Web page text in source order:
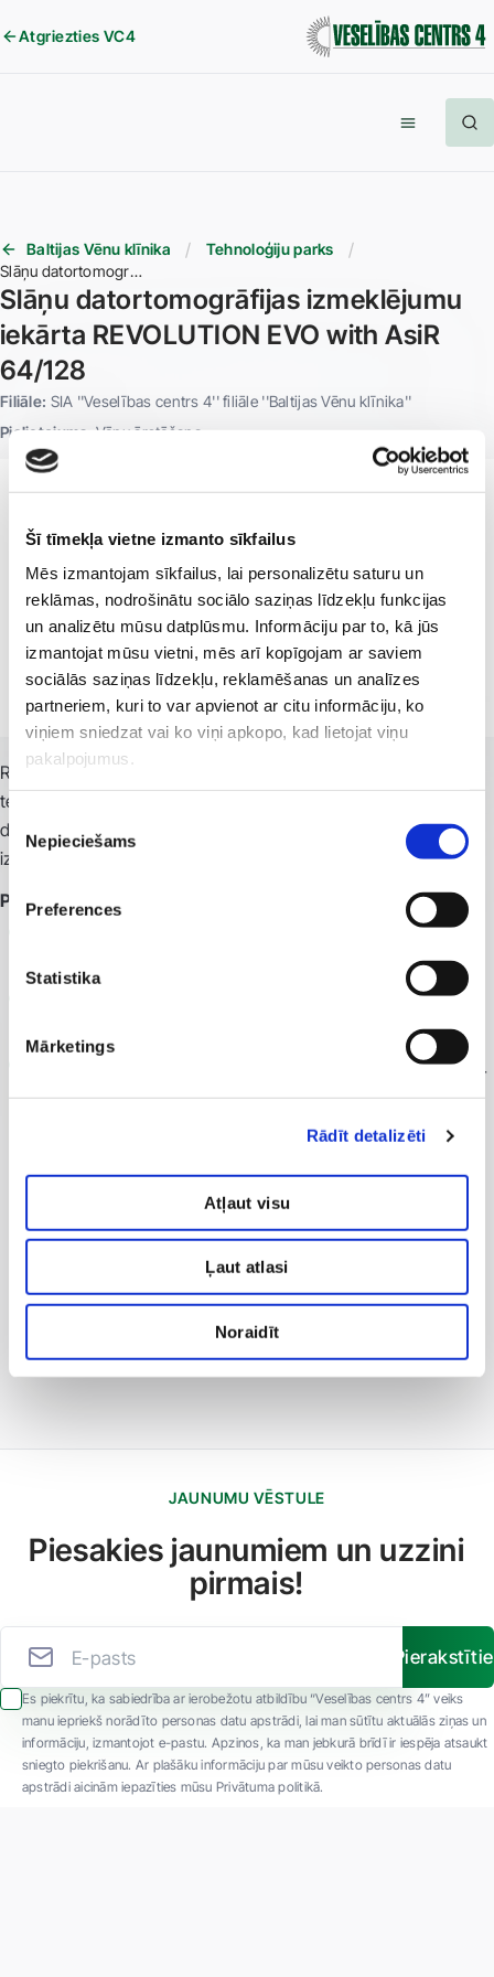
Šī tīmekļa vietne izmanto sīkfailus
Mēs izmantojam sīkfailus, lai personalizētu saturu un
reklāmas, nodrošinātu sociālo saziņas līdzekļu funkcijas
un analizētu mūsu datplūsmu. Informāciju par to, kā jūs
izmantojat mūsu vietni, mēs arī kopīgojam ar saviem
sociālās saziņas līdzekļu, reklamēšanas un analīzes
partneriem, kuri to var apvienot ar citu informāciju, ko
viņiem sniedzat vai ko viņi apkopo, kad lietojat viņu
pakalpojumus.
izvēle
Nepieciešams
Preferences
Statistika
Mārketings
Rādīt detalizēti
Atļaut visu
Ļaut atlasi
Noraidīt
Atgriezties VC4
Baltijas Vēnu klīnika
Tehnoloģiju parks
Slāņu datortomogrāfijas izmeklējumu iekārta REVOLUTION EVO with AsiR 64/128
Slāņu datortomogrāfijas izmeklējumu
iekārta REVOLUTION EVO with AsiR
64/128
Filiāle: SIA ''Veselības centrs 4'' filiāle ''Baltijas Vēnu klīnika''
Pielietojums: Vēnu ārstēšana
Revolution iekārtā ir apvienotas datortomogrāfijas vadošās
tehnoloģiskās koncepcijas. Augsta izšķirtspēja, nevainojams
darbības ātrums, par 40% mazāks starojums un iespēja iegūt
izcilus šķērsgriezuma attēlus.
Priekšrocības asinsvadu izmeklējumos:
vairāku pakāpju izmeklējumus;
labāks kontrastējums;
iegūtie attēli tiek apstrādāti ar speciālām programmām, ir
iespējams iegūt uzskatāmus 3D attēlus.
JAUNUMU VĒSTULE
Piesakies jaunumiem un uzzini
pirmais!
Es piekrītu, ka sabiedrība ar ierobežotu atbildību “Veselības centrs 4” veiks
manu iepriekš norādīto personas datu apstrādi, lai man sūtītu aktuālās ziņas un
informāciju, izmantojot e-pastu. Apzinos, ka man jebkurā brīdī ir iespēja atsaukt
sniegto piekrišanu. Ar plašāku informāciju par mūsu veikto personas datu
apstrādi aicinām iepazīties mūsu Privātuma politikā.